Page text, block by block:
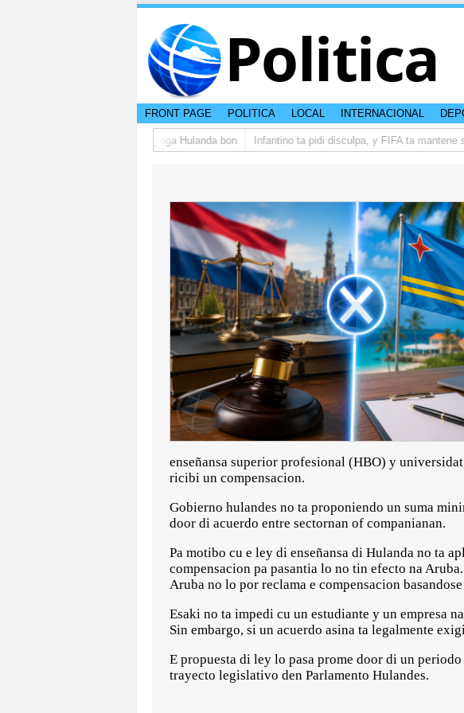
Politica
FRONT PAGE POLITICA LOCAL INTERNACIONAL
di studiantenan di Aruba a yega Hulanda bon Infantino ta pidi disculpa, y FIFA ta mantene
enseñansa superior profesional (HBO) y
ricibi un compensacion.
Gobierno hulandes no ta proponiendo un suma
door di acuerdo entre sectornan of companianan.
Pa motibo cu e ley di enseñansa di Hulanda no ta
compensacion pa pasantia lo no tin efecto na
Aruba no lo por reclama e compensacion
Esaki no ta impedi cu un estudiante y un empresa
Sin embargo, si un acuerdo asina ta legalmente
E propuesta di ley lo pasa prome door di un
trayecto legislativo den Parlamento Hulandes.